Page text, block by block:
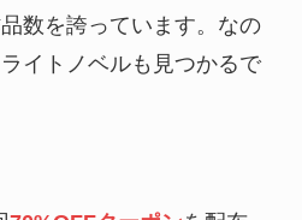
数を誇っています。なの
イトノベルも見つかるで